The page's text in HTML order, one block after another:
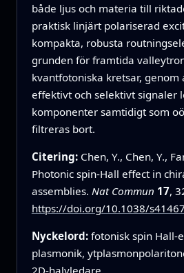
både ljus och materia till
praktisk linjärt polariserad
kompakta, robusta
grunden för framtida
kvantfotoniska kretsar,
effektivt och selektivt signaler
komponenter samtidigt som
filtreras bort.
Citering: Chen, Y., Chen, Y.,
Photonic spin-Hall effect in
assemblies. Nat Commun 17,
https://doi.org/10.1038/
Nyckelord: fotonisk spin
plasmonik,